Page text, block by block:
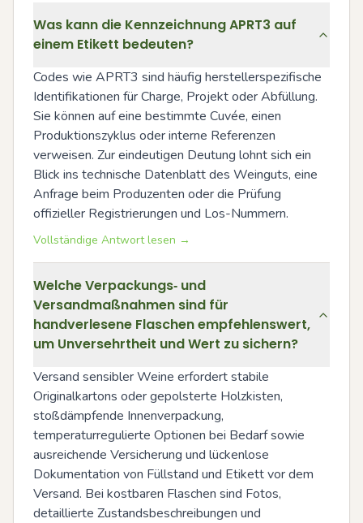
Was kann die Kennzeichnung APRT3 auf
einem Etikett bedeuten?
Codes wie APRT3 sind häufig herstellerspezifische
Identifikationen für Charge, Projekt oder Abfüllung.
Sie können auf eine bestimmte Cuvée, einen
Produktionszyklus oder interne Referenzen
verweisen. Zur eindeutigen Deutung lohnt sich ein
Blick ins technische Datenblatt des Weinguts, eine
Anfrage beim Produzenten oder die Prüfung
offizieller Registrierungen und Los-Nummern.
Vollständige Antwort lesen →
Welche Verpackungs‑ und
Versandmaßnahmen sind für
handverlesene Flaschen empfehlenswert,
um Unversehrtheit und Wert zu sichern?
Versand sensibler Weine erfordert stabile
Originalkartons oder gepolsterte Holzkisten,
stoßdämpfende Innenverpackung,
temperaturregulierte Optionen bei Bedarf sowie
ausreichende Versicherung und lückenlose
Dokumentation von Füllstand und Etikett vor dem
Versand. Bei kostbaren Flaschen sind Fotos,
detaillierte Zustandsbeschreibungen und